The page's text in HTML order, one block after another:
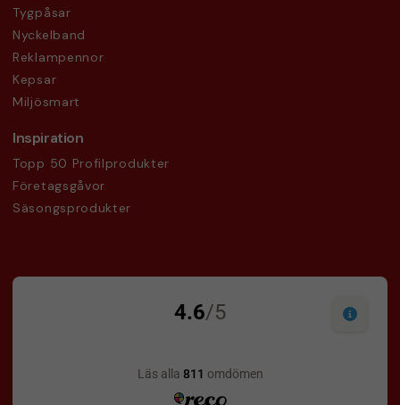
Tygpåsar
Nyckelband
Reklampennor
Kepsar
Miljösmart
Inspiration
Topp 50 Profilprodukter
Företagsgåvor
Säsongsprodukter